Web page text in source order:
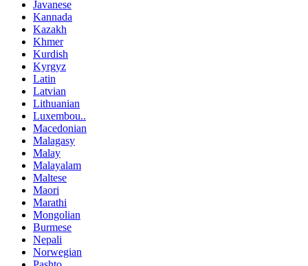
Javanese
Kannada
Kazakh
Khmer
Kurdish
Kyrgyz
Latin
Latvian
Lithuanian
Luxembou..
Macedonian
Malagasy
Malay
Malayalam
Maltese
Maori
Marathi
Mongolian
Burmese
Nepali
Norwegian